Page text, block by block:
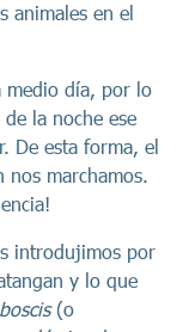
animales en el
medio día, por lo
la noche ese
De esta forma, el
nos marchamos.
introdujimos por
y lo que
(o